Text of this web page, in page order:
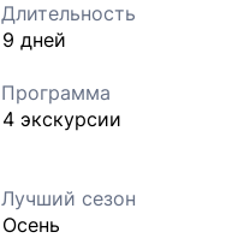
Длительность
9 дней
Программа
4 экскурсии
Лучший сезон
Осень